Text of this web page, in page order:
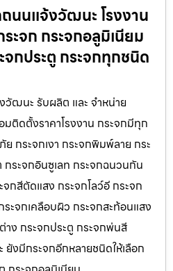
นนแจ้งวัฒนะ โรงงาน
ะจก กระจกอลูมิเนียม
จกประตู กระจกทุกชนิด
วัฒนะ รับผลิต และ จำหน่าย
ติดตั้งราคาโรงงาน กระจกมีทุก
ย กระจกเงา กระจกพิมพ์ลาย กระ
กระจกอินซูเลท กระจกฉนวนกัน
กสีตัดแสง กระจกโลว์อี กระจก
ะจกเคลือบผิว กระจกสะท้อนแสง
าง กระจกประตู กระจกพ่นสี
ยังมีกระจกอีกหลายชนิดให้เลือก